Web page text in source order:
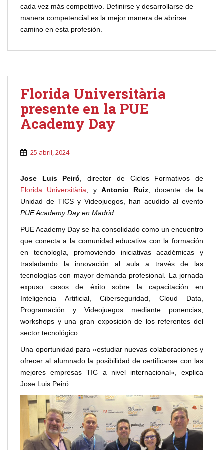
cada vez más competitivo. Definirse y desarrollarse de
manera competencial es la mejor manera de abrirse
camino en esta profesión.
Florida Universitària
presente en la PUE
Academy Day
25 abril, 2024
Jose Luis Peiró, director de Ciclos Formativos de
Florida Universitària, y Antonio Ruiz, docente de la
Unidad de TICS y Videojuegos, han acudido al evento
PUE Academy Day en Madrid.
PUE Academy Day se ha consolidado como un encuentro
que conecta a la comunidad educativa con la formación
en tecnología, promoviendo iniciativas académicas y
trasladando la innovación al aula a través de las
tecnologías con mayor demanda profesional. La jornada
expuso casos de éxito sobre la capacitación en
Inteligencia Artificial, Ciberseguridad, Cloud Data,
Programación y Videojuegos mediante ponencias,
workshops y una gran exposición de los referentes del
sector tecnológico.
Una oportunidad para «estudiar nuevas colaboraciones y
ofrecer al alumnado la posibilidad de certificarse con las
mejores empresas TIC a nivel internacional», explica
Jose Luis Peiró.